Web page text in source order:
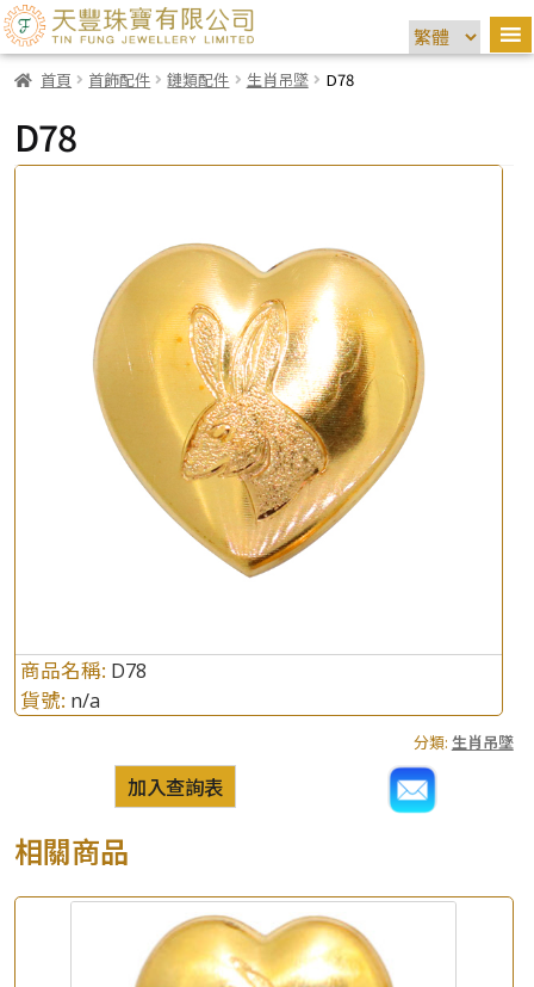
首頁 首飾配件 鏈類配件 生肖吊墜 D78
D78
商品名稱: D78
貨號: n/a
分類: 生肖吊墜
加入查詢表
相關商品